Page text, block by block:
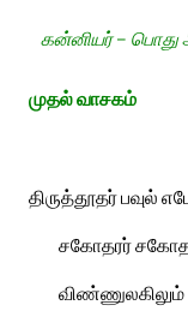
கன்னியர் – பொது
முதல் வாசகம்
திருத்தூதர் பவுல்
சகோதரர்